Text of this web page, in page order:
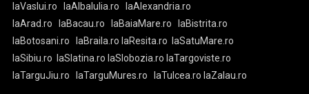
laVaslui.ro
laAlbaIulia.ro
laAlexandria.ro
laArad.ro
laBacau.ro laBaiaMare.ro
laBistrita.ro
laBotosani.ro
laBraila.ro laResita.ro
laSatuMare.ro
laSibiu.ro
laSlatina.ro laSlobozia.ro laTargoviste.ro
laTarguJiu.ro
laTarguMures.ro laTulcea.ro laZalau.ro